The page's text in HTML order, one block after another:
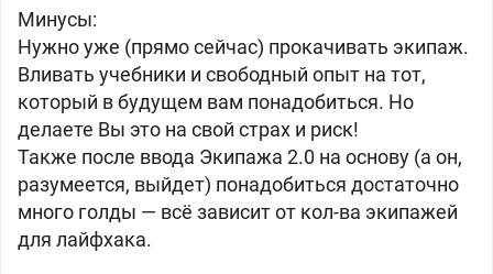
Минусы:
Нужно уже (прямо сейчас) прокачивать экипаж.
Вливать учебники и свободный опыт на тот,
который в будущем вам понадобиться. Но
делаете Вы это на свой страх и риск!
Также после ввода Экипажа 2.0 на основу (а он,
разумеется, выйдет) понадобиться достаточно
много голды — всё зависит от кол-ва экипажей
для лайфхака.